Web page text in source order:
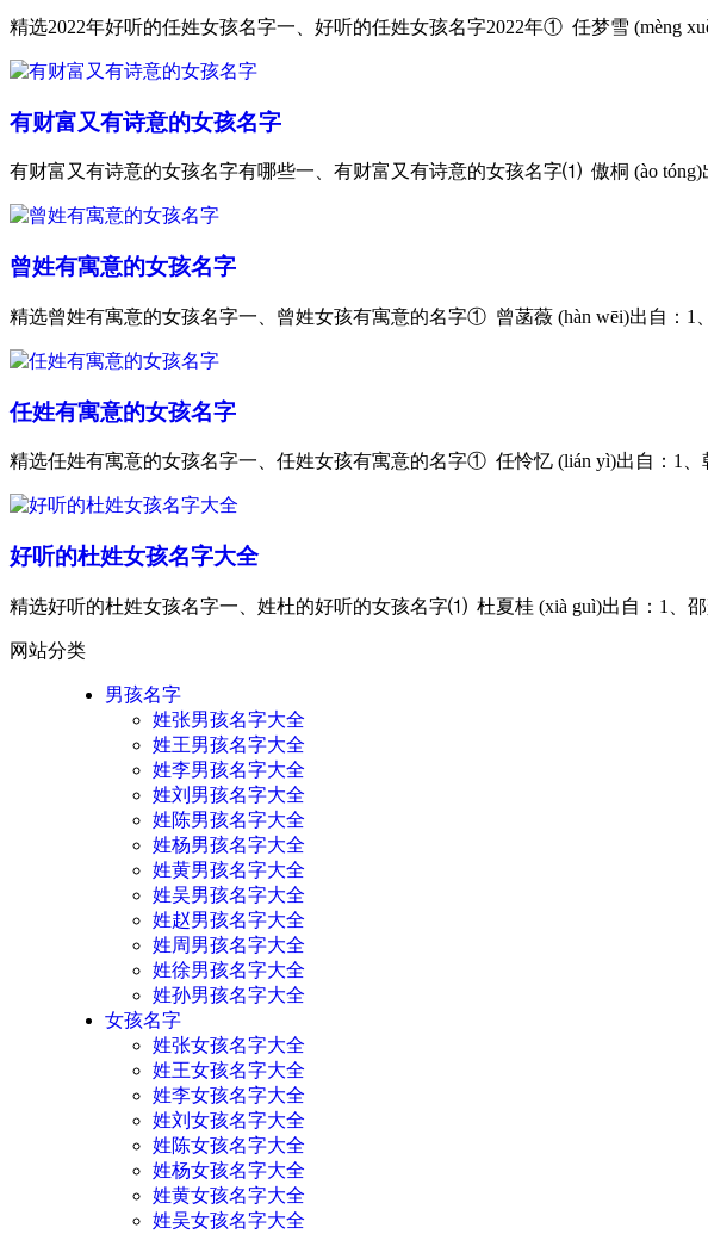
精选2022年好听的任姓女孩名字一、好听的任姓女孩名字2022年① 任梦雪
有财富又有诗意的女孩名字
有财富又有诗意的女孩名字有哪些一、有财富又有诗意的女孩名字⑴ 傲桐 (ào
曾姓有寓意的女孩名字
精选曾姓有寓意的女孩名字一、曾姓女孩有寓意的名字① 曾菡薇 (hàn wēi)出自
任姓有寓意的女孩名字
精选任姓有寓意的女孩名字一、任姓女孩有寓意的名字① 任怜忆 (lián yì)出自：
好听的杜姓女孩名字大全
精选好听的杜姓女孩名字一、姓杜的好听的女孩名字⑴ 杜夏桂 (xià guì)出自：1
网站分类
男孩名字
姓张男孩名字大全
姓王男孩名字大全
姓李男孩名字大全
姓刘男孩名字大全
姓陈男孩名字大全
姓杨男孩名字大全
姓黄男孩名字大全
姓吴男孩名字大全
姓赵男孩名字大全
姓周男孩名字大全
姓徐男孩名字大全
姓孙男孩名字大全
女孩名字
姓张女孩名字大全
姓王女孩名字大全
姓李女孩名字大全
姓刘女孩名字大全
姓陈女孩名字大全
姓杨女孩名字大全
姓黄女孩名字大全
姓吴女孩名字大全